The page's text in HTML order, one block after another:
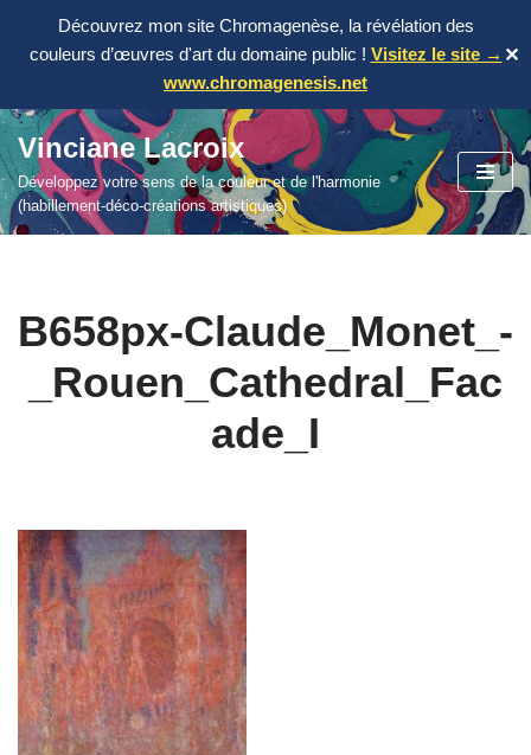
Découvrez mon site Chromagenèse, la révélation des
couleurs d’œuvres d'art du domaine public ! Visitez le site →
www.chromagenesis.net
✕
Aller
au
contenu
Vinciane Lacroix
Développez votre sens de la couleur et de l'harmonie
(habillement-déco-créations artistiques)
B658px-Claude_Monet_-
_Rouen_Cathedral_Fac
ade_I